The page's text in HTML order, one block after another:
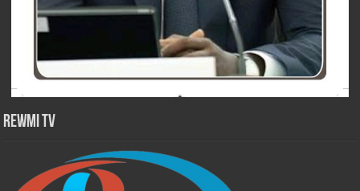
Rewmi TV